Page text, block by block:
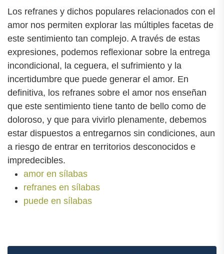
Los refranes y dichos populares relacionados con el
amor nos permiten explorar las múltiples facetas de
este sentimiento tan complejo. A través de estas
expresiones, podemos reflexionar sobre la entrega
incondicional, la ceguera, el sufrimiento y la
incertidumbre que puede generar el amor. En
definitiva, los refranes sobre el amor nos enseñan
que este sentimiento tiene tanto de bello como de
doloroso, y que para vivirlo plenamente, debemos
estar dispuestos a entregarnos sin condiciones, aun
a riesgo de entrar en territorios desconocidos e
impredecibles.
amor en sílabas
refranes en sílabas
puede en sílabas